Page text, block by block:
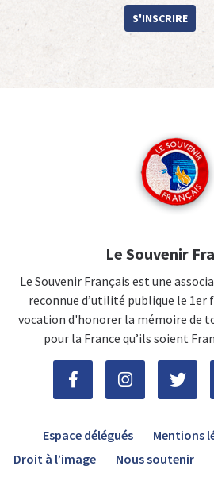
S'INSCRIRE
Le Souvenir
Le Souvenir Français est une
reconnue d’utilité publique le 1er
vocation d'honorer la mémoire de
pour la France qu’ils soient
Espace délégués Mentions
Droit à l’image
Nous soutenir